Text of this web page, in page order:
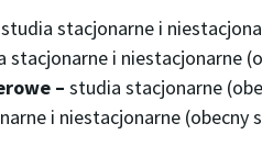
studia stacjonarne i
stacjonarne i niestacjonarne
– studia stacjonarne
i niestacjonarne (obecny